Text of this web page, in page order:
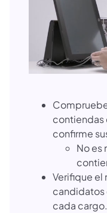
contiendas
confirme
No es
Verifique el
candidatos
cada cargo.